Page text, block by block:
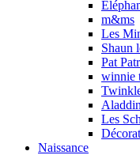
m&ms
Les
Shaun
Pat
winnie
Aladdin
Les
Naissance